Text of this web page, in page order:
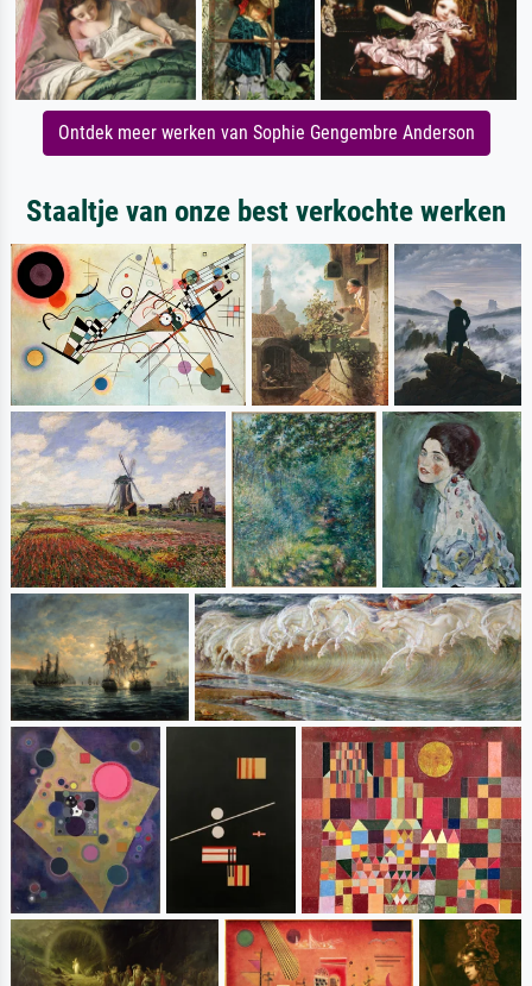
Ontdek meer werken van Sophie Gengembre Anderson
Staaltje van onze best verkochte werken